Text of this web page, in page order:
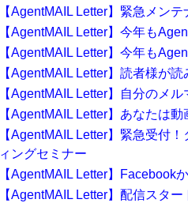
【AgentMAIL Letter】緊急メン
【AgentMAIL Letter】今年も
【AgentMAIL Letter】今年も
【AgentMAIL Letter】読者様が
【AgentMAIL Letter】自分のメ
【AgentMAIL Letter】あなたは
【AgentMAIL Letter】緊急受付
ィングセミナー
【AgentMAIL Letter】Facebook
【AgentMAIL Letter】配信スタ